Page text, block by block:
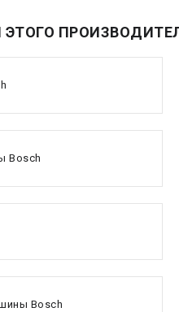
ЭТОГО
Bosch
Bosch